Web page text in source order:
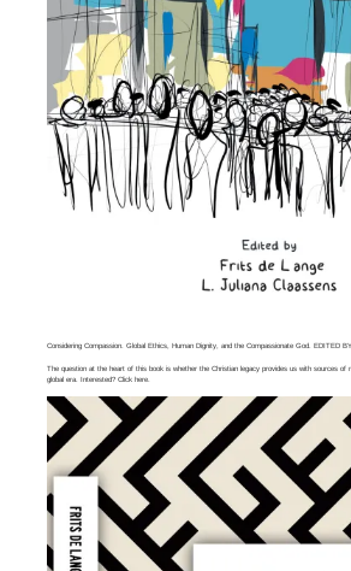
Considering Compassion. Global Ethics, Human Dignity, and the Compassionate God. EDITED
The question at the heart of this book is whether the Christian legacy provides us with sources of
global era. Interested? Clickhere